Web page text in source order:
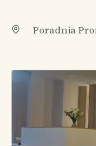
Poradnia